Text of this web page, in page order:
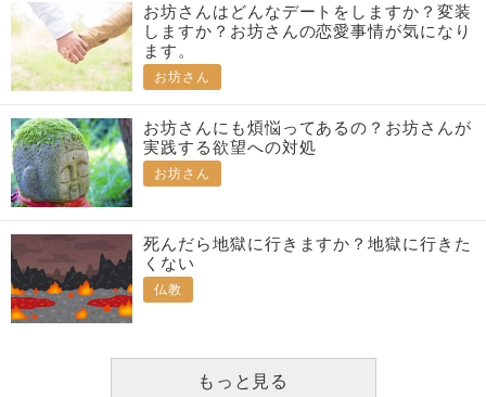
お坊さんはどんなデートをしますか？変装
しますか？お坊さんの恋愛事情が気になり
ます。
お坊さん
お坊さんにも煩悩ってあるの？お坊さんが
実践する欲望への対処
お坊さん
死んだら地獄に行きますか？地獄に行きた
くない
仏教
もっと見る